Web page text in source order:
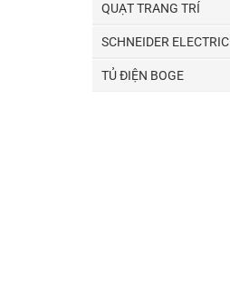
QUẠT TRANG TRÍ
SCHNEIDER ELECTRIC
TỦ ĐIỆN BOGE